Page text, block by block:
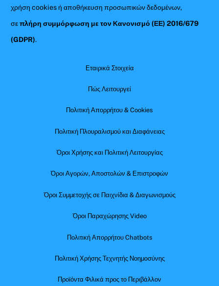
χρήση cookies ή αποθήκευση προσωπικών δεδομένων,
σεπλήρη συμμόρφωση με τον Κανονισμό (ΕΕ) 2016/679
(GDPR).
Εταιρικά Στοιχεία
Πώς Λειτουργεί
Πολιτική Απορρήτου & Cookies
Πολιτική Πλουραλισμού και Διαφάνειας
Όροι Χρήσης και Πολιτική Λειτουργίας
Όροι Αγορών, Αποστολών & Επιστροφών
Όροι Συμμετοχής σε Παιχνίδια & Διαγωνισμούς
Όροι Παραχώρησης Video
Πολιτική Απορρήτου Chatbots
Πολιτική Χρήσης Τεχνητής Νοημοσύνης
Προϊόντα Φιλικά προς το Περιβάλλον